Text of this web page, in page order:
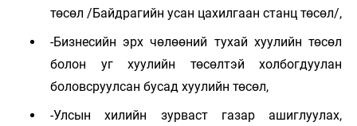
төсөл /Байдрагийн усан цахилгаан станц төсөл/,
-Бизнесийн эрх чөлөөний тухай хуулийн төсөл
болон уг хуулийн төсөлтэй холбогдуулан
боловсруулсан бусад хуулийн төсөл,
-Улсын хилийн зурваст газар ашиглуулах,